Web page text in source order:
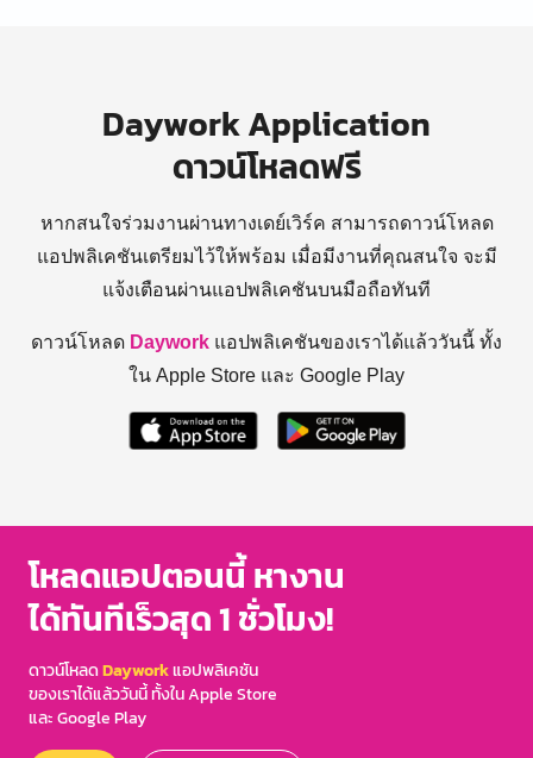
Daywork Application
ดาวน์โหลดฟรี
หากสนใจร่วมงานผ่านทางเดย์เวิร์ค สามารถดาวน์โหลด
แอปพลิเคชันเตรียมไว้ให้พร้อม เมื่อมีงานที่คุณสนใจ จะมี
แจ้งเตือนผ่านแอปพลิเคชันบนมือถือทันที
ดาวน์โหลด Daywork แอปพลิเคชันของเราได้แล้ววันนี้ ทั้ง
ใน Apple Store และ Google Play
โหลดแอปตอนนี้ หางาน
ได้ทันทีเร็วสุด 1 ชั่วโมง!
ดาวน์โหลดDayworkแอปพลิเคชัน
ของเราได้แล้ววันนี้ ทั้งใน Apple Store
และ Google Play